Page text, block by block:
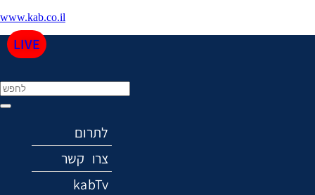
www.kab.co.il
LIVE
לתרום
צרו קשר
kabTv